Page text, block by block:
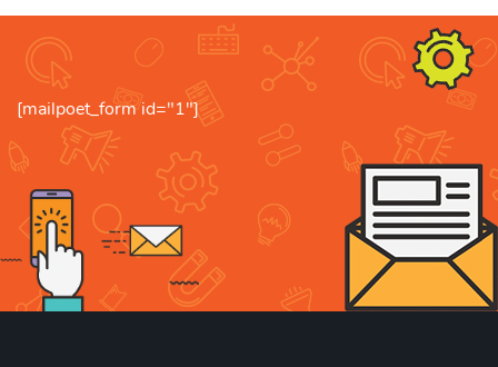
[mailpoet_form id="1"]